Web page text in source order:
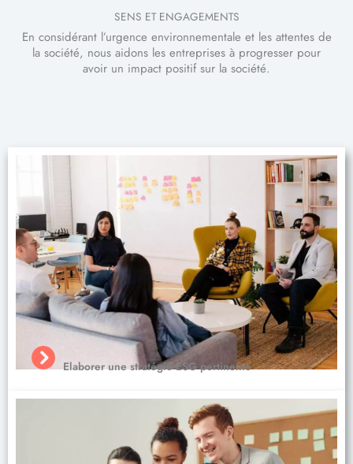
SENS ET ENGAGEMENTS
En considérant l’urgence environnementale et les attentes de
la société, nous aidons les entreprises à progresser pour
avoir un impact positif sur la société.
Elaborer une stratégie ESG pertinente